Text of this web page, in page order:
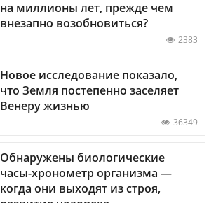
на миллионы лет, прежде чем
внезапно возобновиться?
2383
Новое исследование показало,
что Земля постепенно заселяет
Венеру жизнью
36349
Обнаружены биологические
часы-хронометр организма —
когда они выходят из строя,